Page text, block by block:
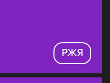
РЖЯ